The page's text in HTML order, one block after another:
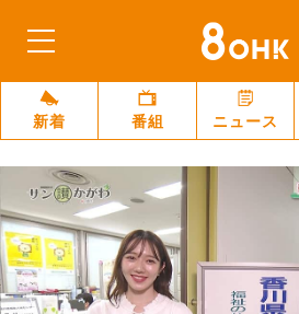
新着 番組 ニュース